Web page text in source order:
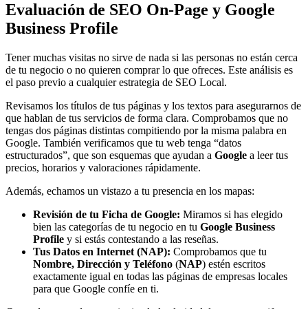
Evaluación de SEO On-Page y Google
Business Profile
Tener muchas visitas no sirve de nada si las personas no están cerca
de tu negocio o no quieren comprar lo que ofreces. Este análisis es
el paso previo a cualquier estrategia de SEO Local.
Revisamos los títulos de tus páginas y los textos para asegurarnos de
que hablan de tus servicios de forma clara. Comprobamos que no
tengas dos páginas distintas compitiendo por la misma palabra en
Google. También verificamos que tu web tenga “datos
estructurados”, que son esquemas que ayudan a Google a leer tus
precios, horarios y valoraciones rápidamente.
Además, echamos un vistazo a tu presencia en los mapas:
Revisión de tu Ficha de Google: Miramos si has elegido
bien las categorías de tu negocio en tu Google Business
Profile y si estás contestando a las reseñas.
Tus Datos en Internet (NAP): Comprobamos que tu
Nombre, Dirección y Teléfono (NAP) estén escritos
exactamente igual en todas las páginas de empresas locales
para que Google confíe en ti.